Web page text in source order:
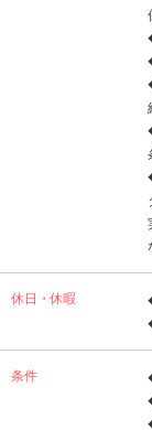
休日・休暇
条件